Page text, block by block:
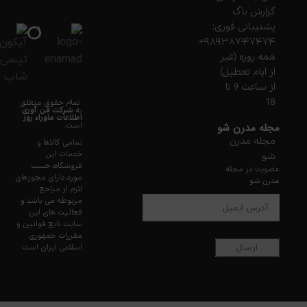
گزارش باگ
پشتیبانی فوری:
۹۸۹۳۸۷۰۴۷۴۷۴+
همه روزه (غیر
از ایام تعطیل)
از ساعت 9 تا
18
مجله مدرن شو
مجله مدرن
شو
عضویت در مجله
مدرن شو
تمام حقوق متعلق
به شرکت فن آوری
اطلاعات ماوراء روز
است.
تمامی کالاها و
خدمات این
فروشگاه، حسب
مورد دارای مجوزهای
لازم از مراجع
مربوطه می باشد و
فعالیت های این
سایت تابع قوانین و
مقررات جمهوری
اسلامی ایران است